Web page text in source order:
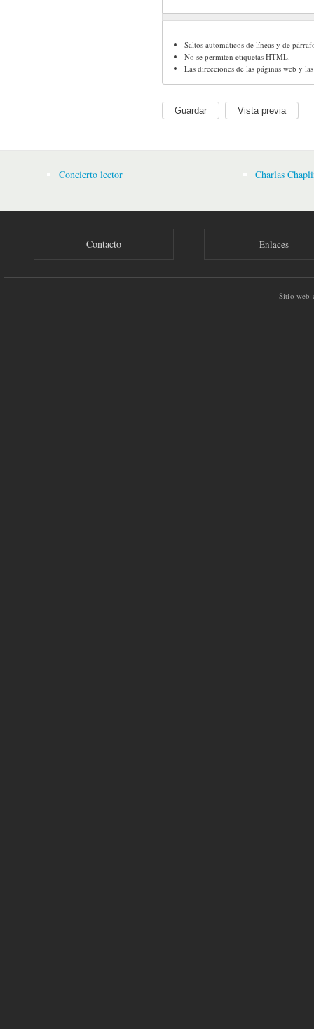
Saltos automáticos de líneas y de
No se permiten etiquetas HTML.
Las direcciones de las páginas web y
Concierto lector Charlas
Contacto Enlaces
Sitio web